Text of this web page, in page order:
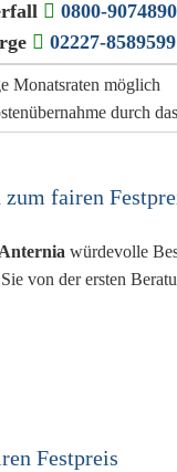
0800-9074890
02227-8589599
Monatsraten möglich
durch
fairen
Anternia würdevolle
von der ersten
Festpreis